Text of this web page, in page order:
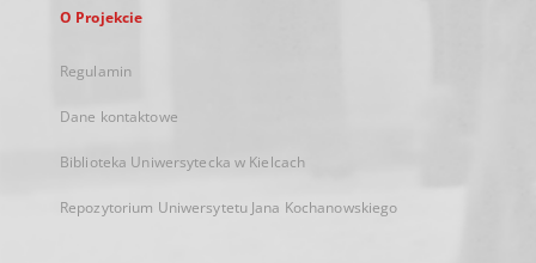
O Projekcie
Regulamin
Dane kontaktowe
Biblioteka Uniwersytecka w Kielcach
Repozytorium Uniwersytetu Jana Kochanowskiego